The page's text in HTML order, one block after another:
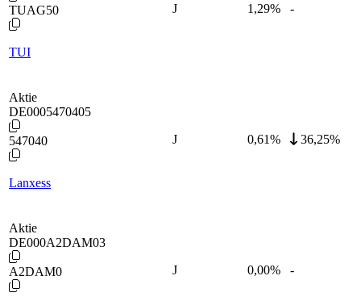
TUAG50
TUI
J 1,29% -
Aktie
DE0005470405
547040
Lanxess
J 0,61% 36,25%
Aktie
DE000A2DAM03
A2DAM0 J 0,00% -